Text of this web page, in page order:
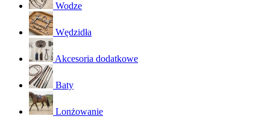
Wodze
Wędzidła
Akcesoria dodatkowe
Baty
Lonżowanie